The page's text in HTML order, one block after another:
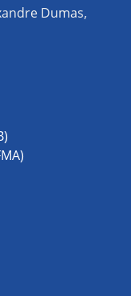
Dumas,